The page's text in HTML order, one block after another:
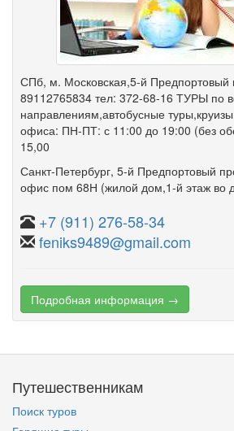
СПб, м. Московская,5-й Предпортовый
89112765834 тел: 372-68-16 ТУРЫ по
направлениям,автобусные
офиса: ПН-ПТ: с 11:00 до 19:00 (без
15,00
Санкт-Петербург, 5-й Предпортовый
офис пом 68Н (жилой дом,1-й этаж во
+7 (911) 276-58-34
feniks9489@gmail.com
Подробная информация →
Путешественникам
Поиск туров